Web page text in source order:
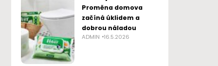
Proměna domova
začíná úklidem a
dobrou náladou
ADMIN 16.5.2026